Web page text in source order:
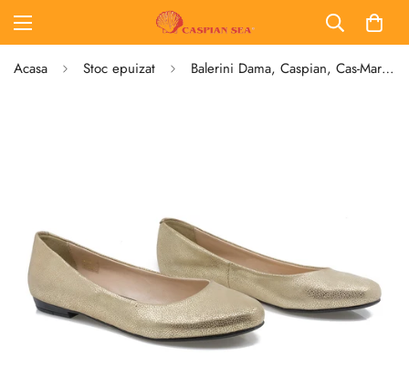
Acasa Stoc epuizat Balerini Dama, Caspian, Cas-Marina, Casual, Piele Naturala, Auriu